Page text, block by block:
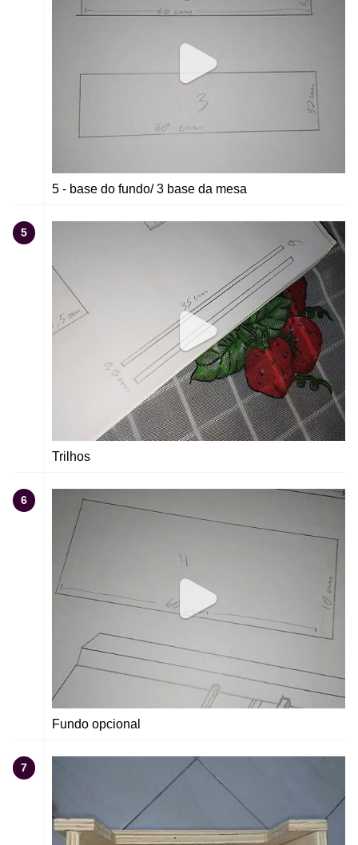
5 - base do fundo/ 3 base da mesa
5
Trilhos
6
Fundo opcional
7